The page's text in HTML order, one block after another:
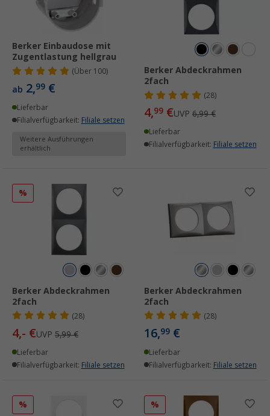
Berker Einbaudose mit
Zugentlastung hellgrau
(Über100)
ab 2,99 €
Lieferbar
Filialverfügbarkeit: Filiale setzen
Weitere Ausführungen
erhältlich
Berker Abdeckrahmen
2fach
(28)
4,99 €UVP 6,99 €
Lieferbar
Filialverfügbarkeit: Filiale setzen
%
Berker Abdeckrahmen
2fach
(28)
4,- €UVP 5,99 €
Lieferbar
Filialverfügbarkeit: Filiale setzen
Berker Abdeckrahmen
2fach
(28)
16,99 €
Lieferbar
Filialverfügbarkeit: Filiale setzen
% %